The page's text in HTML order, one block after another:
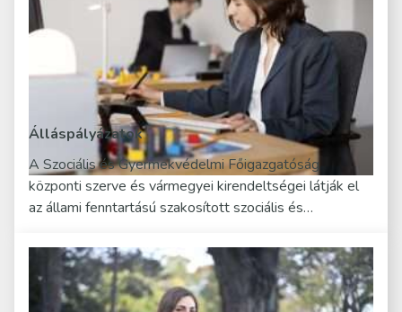
Álláspályázatok
A Szociális és Gyermekvédelmi Főigazgatóság
központi szerve és vármegyei kirendeltségei látják el
az állami fenntartású szakosított szociális és…